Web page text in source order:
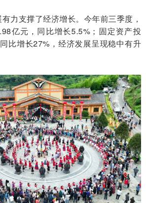
力支撑了经济增长。今年前三季度，
亿元，同比增长5.5%；固定资产投
比增长27%，经济发展呈现稳中有升